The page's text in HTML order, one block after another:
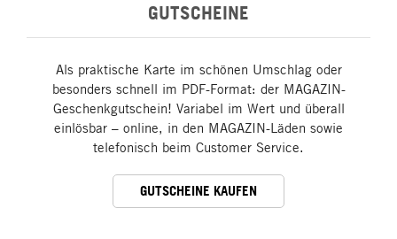
GUTSCHEINE
Als praktische Karte im schönen Umschlag oder
besonders schnell im PDF-Format: der MAGAZIN-
Geschenkgutschein! Variabel im Wert und überall
einlösbar – online, in den MAGAZIN-Läden sowie
telefonisch beim Customer Service.
GUTSCHEINE KAUFEN